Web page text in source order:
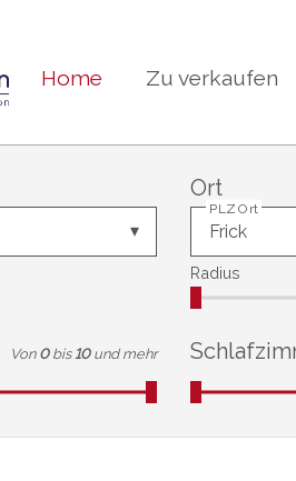
Home Zu verkaufen
Ort
PLZ Ort
Radius
Von 0 bis 10 und mehr